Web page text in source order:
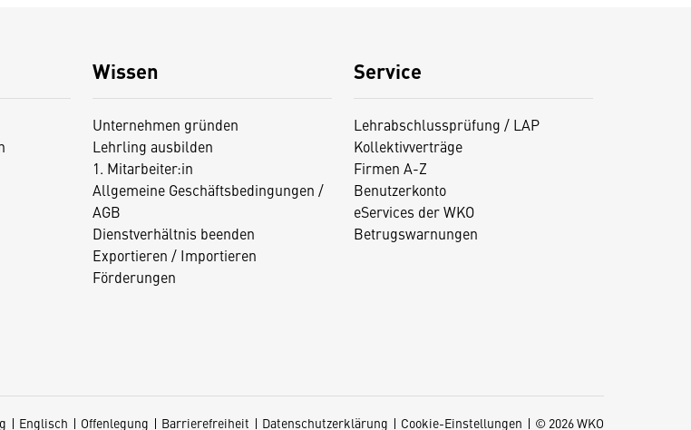
Wissen
Unternehmen gründen
Lehrling ausbilden
1. Mitarbeiter:in
Allgemeine Geschäftsbedingungen /
AGB
Dienstverhältnis beenden
Exportieren / Importieren
Förderungen
Service
Lehrabschlussprüfung / LAP
Kollektivverträge
Firmen A-Z
Benutzerkonto
eServices der WKO
Betrugswarnungen
Englisch Offenlegung Barrierefreiheit Datenschutzerklärung Cookie-Einstellungen © 2026 WKO